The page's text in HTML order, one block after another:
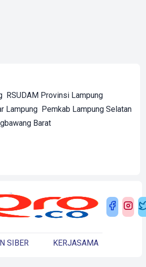
RSUDAM Provinsi Lampung
Lampung Pemkab Lampung Selatan
Barat
SIBER KERJASAMA